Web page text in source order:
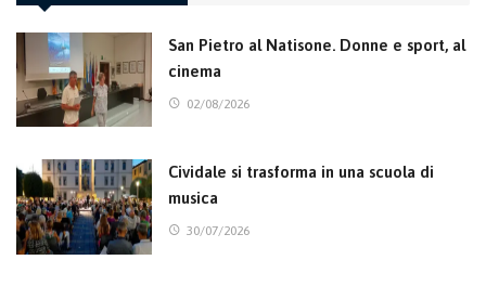
San Pietro al Natisone. Donne e sport, al
cinema
02/08/2026
Cividale si trasforma in una scuola di
musica
30/07/2026